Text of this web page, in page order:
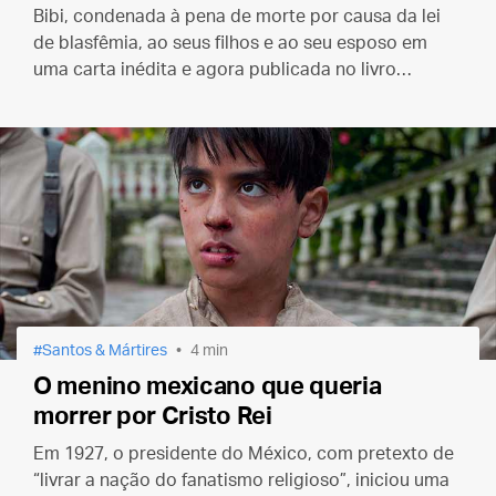
Bibi, condenada à pena de morte por causa da lei
de blasfêmia, ao seus filhos e ao seu esposo em
uma carta inédita e agora publicada no livro
Santos & Mártires 4 min
O menino mexicano que queria
morrer por Cristo Rei
Em 1927, o presidente do México, com pretexto de
“livrar a nação do fanatismo religioso”, iniciou uma